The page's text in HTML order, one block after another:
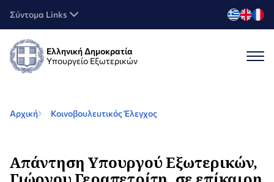
Σύντομα Links
Ελληνική Δημοκρατία
Υπουργείο Εξωτερικών
Αρχική Κοινοβουλευτικός Έλεγχος
Απάντηση Υπουργού Εξωτερικών,